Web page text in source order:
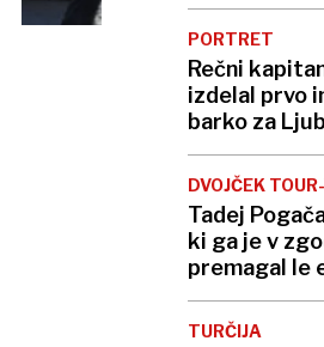
PORTRET
Rečni
izdelal prvo
barko za
DVOJČEK
Tadej
ki ga je v
premagal le
TURČIJA